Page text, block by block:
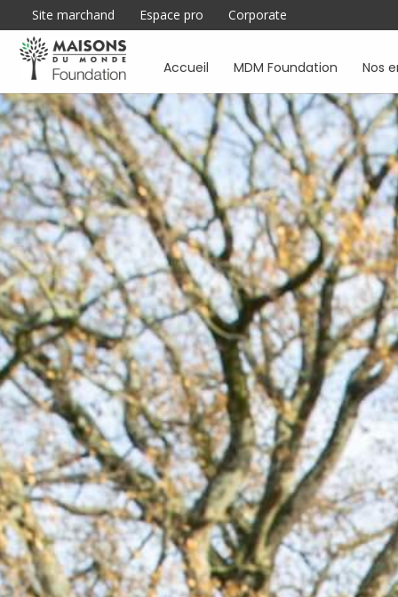
Site marchand Espace pro Corporate
Accueil MDM Foundation Nos